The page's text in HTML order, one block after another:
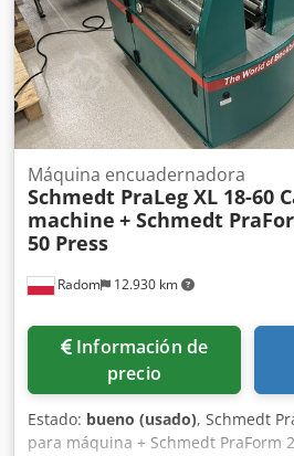
Radom 12.930 km
Máquina encuadernadora
Schmedt PraLeg XL 18-60
machine + Schmedt
50 Press
Información de
precio
Estado: bueno (usado), Schmedt
para máquina + Schmedt PraForm